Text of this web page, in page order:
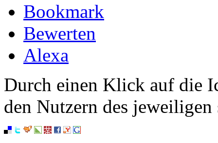
Bookmark
Bewerten
Alexa
Durch einen Klick auf die
den Nutzern des